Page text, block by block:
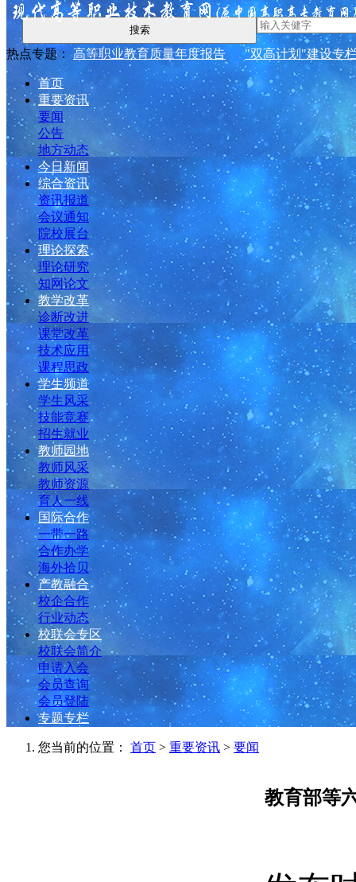
搜索
热点专题： 高等职业教育质量年度报告 "双高计划"建设专
首页
重要资讯
要闻
公告
地方动态
今日新闻
综合资讯
资讯报道
会议通知
院校展台
理论探索
理论研究
知网论文
教学改革
诊断改进
课堂改革
技术应用
课程思政
学生频道
学生风采
技能竞赛
招生就业
教师园地
教师风采
教师资源
育人一线
国际合作
一带一路
合作办学
海外拾贝
产教融合
校企合作
行业动态
校联会专区
校联会简介
申请入会
会员查询
会员登陆
专题专栏
您当前的位置： 首页 > 重要资讯 > 要闻
教育部等